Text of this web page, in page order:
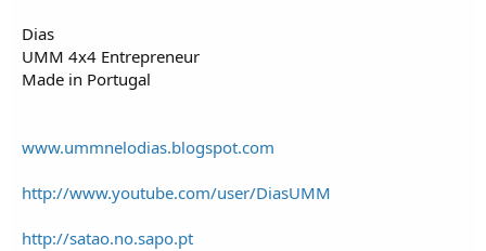
Dias
UMM 4x4 Entrepreneur
Made in Portugal
www.ummnelodias.blogspot.com
http://www.youtube.com/user/DiasUMM
http://satao.no.sapo.pt